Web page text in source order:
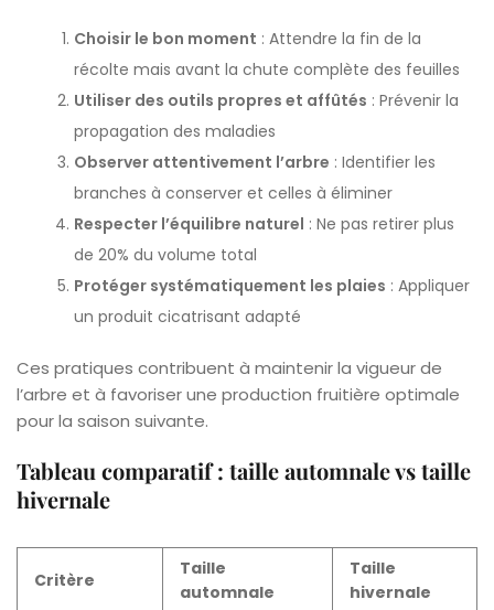
Choisir le bon moment : Attendre la fin de la
récolte mais avant la chute complète des feuilles
Utiliser des outils propres et affûtés : Prévenir la
propagation des maladies
Observer attentivement l’arbre : Identifier les
branches à conserver et celles à éliminer
Respecter l’équilibre naturel : Ne pas retirer plus
de 20% du volume total
Protéger systématiquement les plaies : Appliquer
un produit cicatrisant adapté
Ces pratiques contribuent à maintenir la vigueur de
l’arbre et à favoriser une production fruitière optimale
pour la saison suivante.
Tableau comparatif : taille automnale vs taille
hivernale
Critère
Taille
automnale
Taille
hivernale